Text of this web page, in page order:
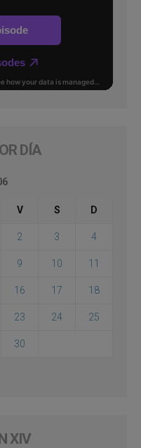
DÍA
V S D
2 3 4
9 10 11
16 17 18
23 24 25
30
XIV